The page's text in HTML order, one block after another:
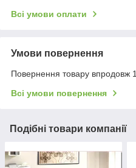
Всі умови оплати
Умови повернення
Повернення товару впродовж
Всі умови повернення
Подібні товари компанії